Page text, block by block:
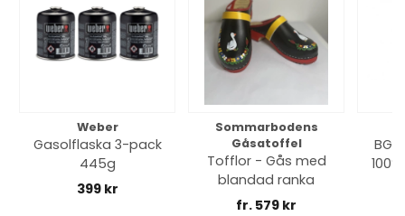
Weber
Gasolflaska 3-pack
445g
399 kr
Sommarbodens
Gåsatoffel
Tofflor - Gås med
blandad ranka
fr. 579 kr